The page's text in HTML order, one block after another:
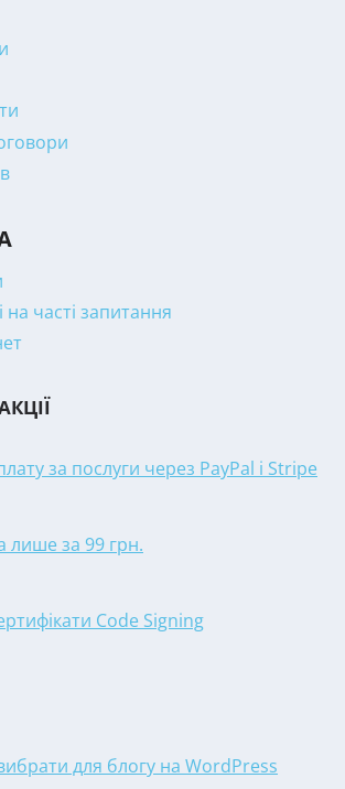
на часті запитання
за послуги через PayPal і Stripe
лише за 99 грн.
Code Signing
для блогу на WordPress